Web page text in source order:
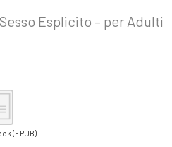
Esplicito – per Adulti
(EPUB)